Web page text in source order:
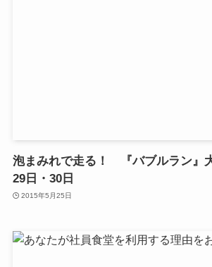
泡まみれで走る！ 『バブルラン』
29日・30日
2015年5月25日